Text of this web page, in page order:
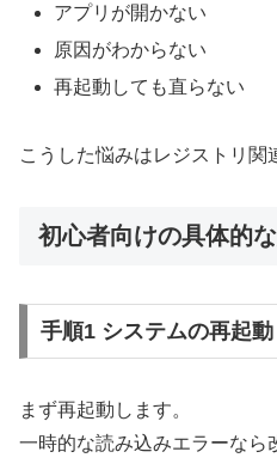
アプリが開かない
原因がわからない
再起動しても直らない
こうした悩みはレジストリ関
初心者向けの具体的
手順1 システムの再起動
まず再起動します。
一時的な読み込みエラーなら